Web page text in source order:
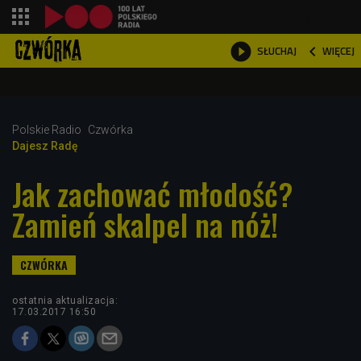
 SŁUCHAJ  WIĘCEJ

Polskie Radio
Czwórka
Dajesz Radę
Jak zachować młodość?
Zamień skalpel na nóż!
ostatnia aktualizacja:
17.03.2017 16:50